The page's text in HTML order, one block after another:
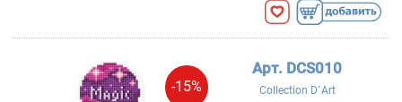
-15%
Арт. DCS010
Collection D`Art